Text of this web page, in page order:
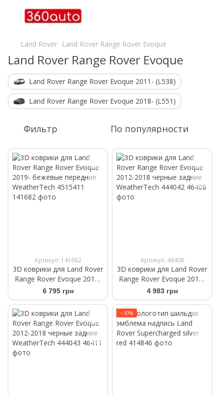
Land Rover Land Rover Range Rover Evoque
Land Rover Range Rover Evoque
Land Rover Range Rover Evoque 2011- (L538)
Land Rover Range Rover Evoque 2018- (L551)
Фильтр По популярности
Артикул: 141682
3D коврики для Land Rover
Range Rover Evoque 2019-
бежевые передние
WeatherTech 4515411
6 795 грн
Артикул: 46408
3D коврики для Land Rover
Range Rover Evoque 2012-
2018 черные задние
WeatherTech 444042
4 983 грн
−10%